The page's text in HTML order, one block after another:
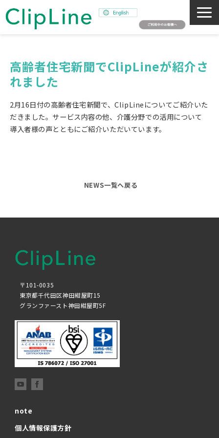
事業紹介
サステナビリティ
採用情報
高齢者住宅新聞でClipLineが紹介さ
れました
2月16日付の高齢者住宅新聞で、ClipLineについてご紹介いた
だきました。サービス内容の他、介護分野での活用について
導入者様の声とともにご紹介いただいています。
NEWS一覧へ戻る
〒101-0035
東京都千代田区神田紺屋町15
グランファースト神田紺屋町5F
note
個人情報保護方針